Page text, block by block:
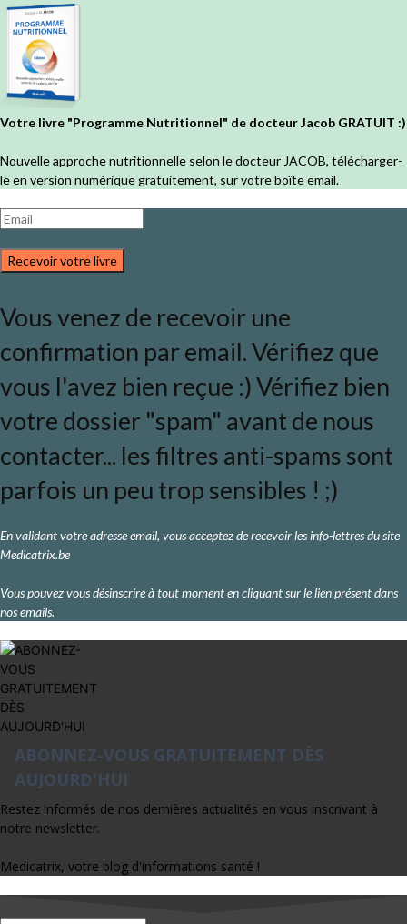
Votre livre "Programme Nutritionnel" de docteur Jacob GRATUIT :)
Nouvelle approche nutritionnelle selon le docteur JACOB, télécharger-
le en version numérique gratuitement, sur votre boîte email.
Recevoir votre livre
Vous venez de recevoir une
confirmation par email. Vérifiez que
vous l'avez bien reçue :) Vérifiez bien
votre dossier "spam" avant de nous
contacter... les filtres anti-spams sont
parfois un peu trop sensibles ! ;)
En validant votre adresse email, vous acceptez de recevoir les info-lettres du site
Medicatrix.be
Vous pouvez vous désinscrire à tout moment en cliquant sur le lien présent dans
nos emails.
ABONNEZ-VOUS GRATUITEMENT DÈS
AUJOURD'HUI
Restez informés de nos dernières actualités en vous inscrivant à
notre newsletter.
Medicatrix, votre blog d'informations santé !